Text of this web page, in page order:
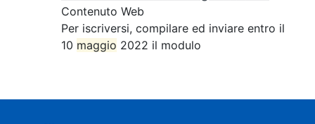
Contenuto Web
Per iscriversi, compilare ed inviare entro il
10 maggio 2022 il modulo